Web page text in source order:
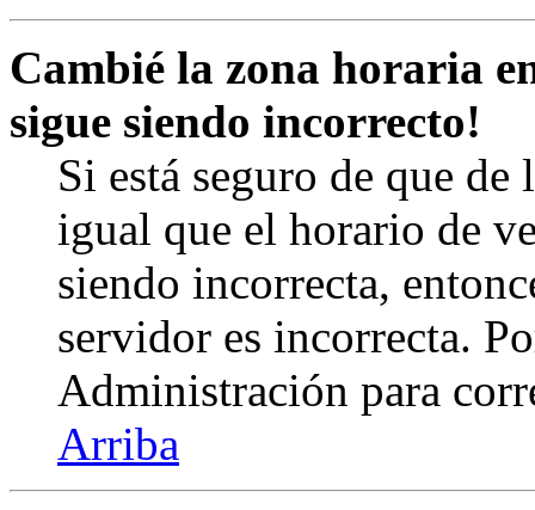
Cambié la zona horaria
sigue siendo incorrecto!
Si está seguro de que
igual que el horario de
siendo incorrecta,
servidor es incorrecta.
Administración para
Arriba